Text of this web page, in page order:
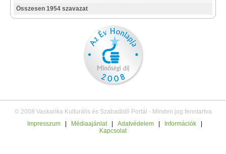
Összesen 1954 szavazat
© 2008 Vaskarika Kulturális és Szabadidő Portál - Minden jog fenntartva
Impresszum
Médiaajánlat Adatvédelem Információk
Kapcsolat